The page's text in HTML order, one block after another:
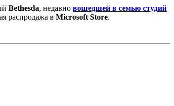
Bethesda, недавно вошедшей в семью студий
распродажа в Microsoft Store.